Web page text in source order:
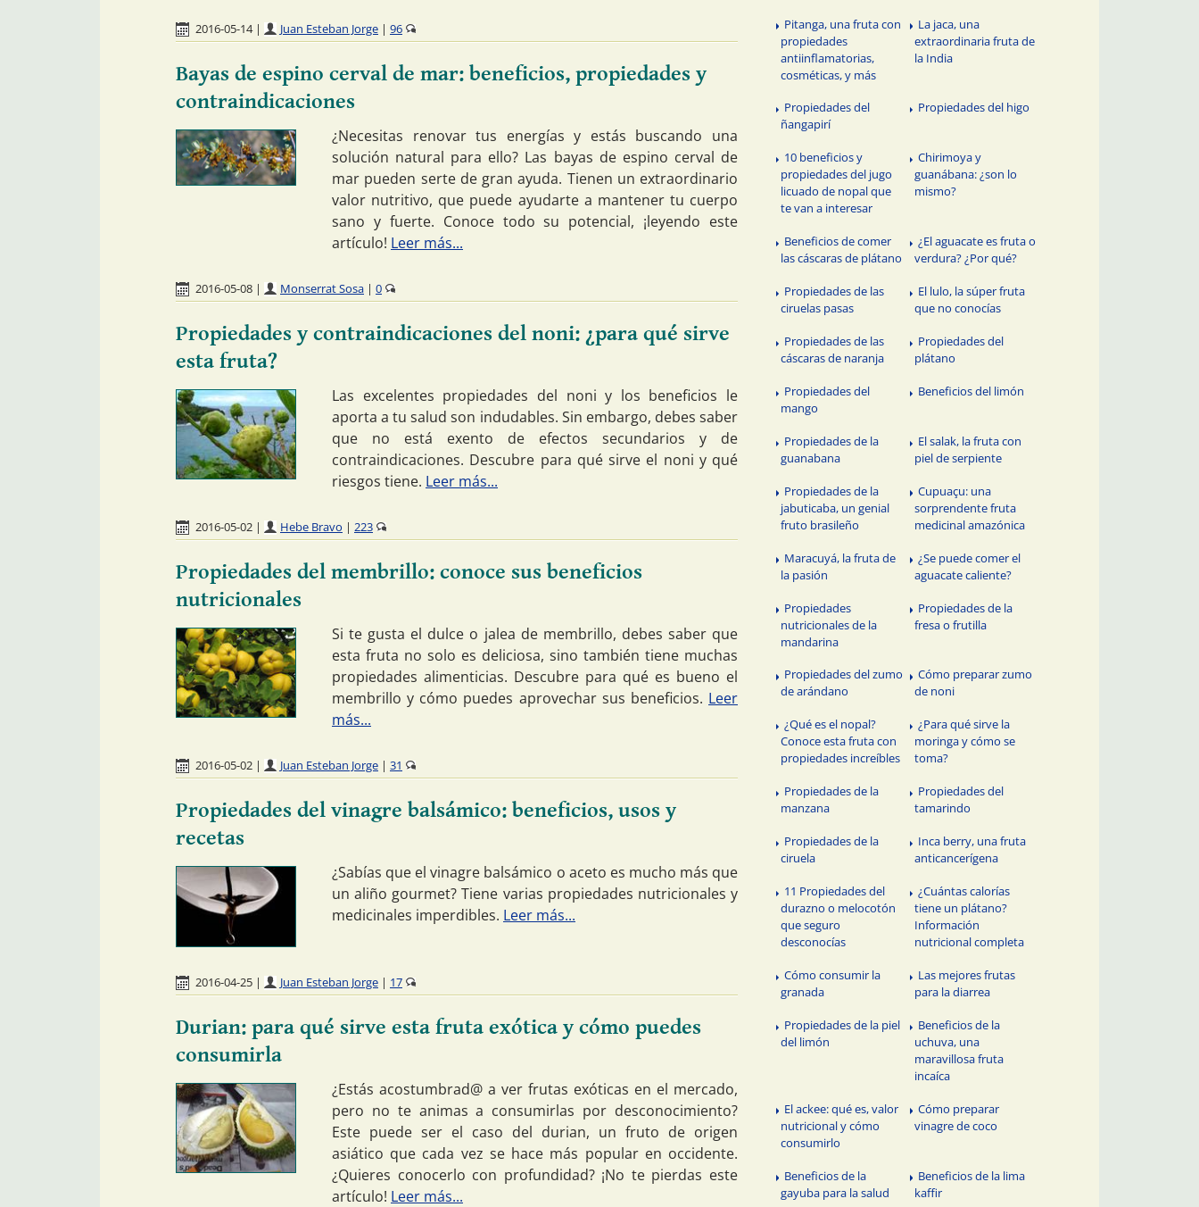
2016-05-14 | Juan Esteban Jorge | 96
Bayas de espino cerval de mar: beneficios, propiedades y
contraindicaciones
¿Necesitas renovar tus energías y estás buscando una
solución natural para ello? Las bayas de espino cerval de
mar pueden serte de gran ayuda. Tienen un extraordinario
valor nutritivo, que puede ayudarte a mantener tu cuerpo
sano y fuerte. Conoce todo su potencial, ¡leyendo este
artículo! Leer más...
2016-05-08 | Monserrat Sosa | 0
Propiedades y contraindicaciones del noni: ¿para qué sirve
esta fruta?
Las excelentes propiedades del noni y los beneficios le
aporta a tu salud son indudables. Sin embargo, debes saber
que no está exento de efectos secundarios y de
contraindicaciones. Descubre para qué sirve el noni y qué
riesgos tiene. Leer más...
2016-05-02 | Hebe Bravo | 223
Propiedades del membrillo: conoce sus beneficios
nutricionales
Si te gusta el dulce o jalea de membrillo, debes saber que
esta fruta no solo es deliciosa, sino también tiene muchas
propiedades alimenticias. Descubre para qué es bueno el
membrillo y cómo puedes aprovechar sus beneficios. Leer
más...
2016-05-02 | Juan Esteban Jorge | 31
Propiedades del vinagre balsámico: beneficios, usos y
recetas
¿Sabías que el vinagre balsámico o aceto es mucho más que
un aliño gourmet? Tiene varias propiedades nutricionales y
medicinales imperdibles. Leer más...
2016-04-25 | Juan Esteban Jorge | 17
Durian: para qué sirve esta fruta exótica y cómo puedes
consumirla
¿Estás acostumbrad@ a ver frutas exóticas en el mercado,
pero no te animas a consumirlas por desconocimiento?
Este puede ser el caso del durian, un fruto de origen
asiático que cada vez se hace más popular en occidente.
¿Quieres conocerlo con profundidad? ¡No te pierdas este
artículo! Leer más...
Pitanga, una fruta con
propiedades
antiinflamatorias,
cosméticas, y más
La jaca, una
extraordinaria fruta de
la India
Propiedades del
ñangapirí
Propiedades del higo
10 beneficios y
propiedades del jugo
licuado de nopal que
te van a interesar
Chirimoya y
guanábana: ¿son lo
mismo?
Beneficios de comer
las cáscaras de plátano
¿El aguacate es fruta o
verdura? ¿Por qué?
Propiedades de las
ciruelas pasas
El lulo, la súper fruta
que no conocías
Propiedades de las
cáscaras de naranja
Propiedades del
plátano
Propiedades del
mango
Beneficios del limón
Propiedades de la
guanabana
El salak, la fruta con
piel de serpiente
Propiedades de la
jabuticaba, un genial
fruto brasileño
Cupuaçu: una
sorprendente fruta
medicinal amazónica
Maracuyá, la fruta de
la pasión
¿Se puede comer el
aguacate caliente?
Propiedades
nutricionales de la
mandarina
Propiedades de la
fresa o frutilla
Propiedades del zumo
de arándano
Cómo preparar zumo
de noni
¿Qué es el nopal?
Conoce esta fruta con
propiedades increíbles
¿Para qué sirve la
moringa y cómo se
toma?
Propiedades de la
manzana
Propiedades del
tamarindo
Propiedades de la
ciruela
Inca berry, una fruta
anticancerígena
11 Propiedades del
durazno o melocotón
que seguro
desconocías
¿Cuántas calorías
tiene un plátano?
Información
nutricional completa
Cómo consumir la
granada
Las mejores frutas
para la diarrea
Propiedades de la piel
del limón
Beneficios de la
uchuva, una
maravillosa fruta
incaíca
El ackee: qué es, valor
nutricional y cómo
consumirlo
Cómo preparar
vinagre de coco
Beneficios de la
gayuba para la salud
Beneficios de la lima
kaffir